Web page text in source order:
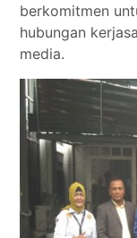
berkomitmen
hubungan
media.